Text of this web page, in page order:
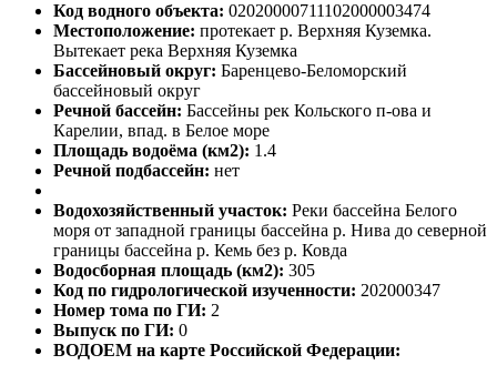
Код водного объекта: 02020000711102000003474
Местоположение: протекает р. Верхняя Куземка.
Вытекает река Верхняя Куземка
Бассейновый округ: Баренцево-Беломорский
бассейновый округ
Речной бассейн: Бассейны рек Кольского п-ова и
Карелии, впад. в Белое море
Площадь водоёма (км2): 1.4
Речной подбассейн: нет
Водохозяйственный участок: Реки бассейна Белого
моря от западной границы бассейна р. Нива до северной
границы бассейна р. Кемь без р. Ковда
Водосборная площадь (км2): 305
Код по гидрологической изученности: 202000347
Номер тома по ГИ: 2
Выпуск по ГИ: 0
ВОДОЕМ на карте Российской Федерации: